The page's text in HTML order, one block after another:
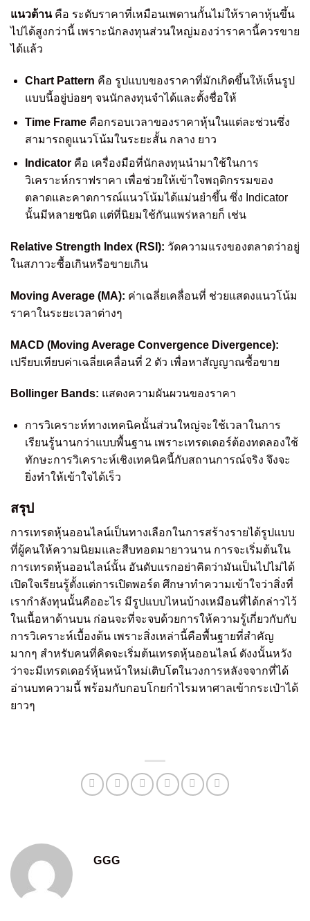
แนวต้านคือ ระดับราคาที่เหมือนเพดานกั้นไม่ให้ราคาหุ้นขึ้น
ไปได้สูงกว่านี้ เพราะนักลงทุนส่วนใหญ่มองว่าราคานี้ควรขาย
ได้แล้ว
Chart Pattern คือ รูปแบบของราคาที่มักเกิดขึ้นให้เห็นรูป
แบบนี้อยู่บ่อยๆ จนนักลงทุนจำได้และตั้งชื่อให้
Time Frameคือกรอบเวลาของราคาหุ้นในแต่ละช่วนซึ่ง
สามารถดูแนวโน้มในระยะสั้น กลาง ยาว
Indicator คือ เครื่องมือที่นักลงทุนนำมาใช้ในการ
วิเคราะห์กราฟราคา เพื่อช่วยให้เข้าใจพฤติกรรมของ
ตลาดและคาดการณ์แนวโน้มได้แม่นยำขึ้น ซึ่ง Indicator
นั้นมีหลายชนิด แต่ที่นิยมใช้กันแพร่หลายก็ เช่น
Relative Strength Index (RSI): วัดความแรงของตลาดว่าอยู่
ในสภาวะซื้อเกินหรือขายเกิน
Moving Average (MA): ค่าเฉลี่ยเคลื่อนที่ ช่วยแสดงแนวโน้ม
ราคาในระยะเวลาต่างๆ
MACD (Moving Average Convergence Divergence):
เปรียบเทียบค่าเฉลี่ยเคลื่อนที่ 2 ตัว เพื่อหาสัญญาณซื้อขาย
Bollinger Bands: แสดงความผันผวนของราคา
การวิเคราะห์ทางเทคนิคนั้นส่วนใหญ่จะใช้เวลาในการ
เรียนรู้นานกว่าแบบพื้นฐาน เพราะเทรดเดอร์ต้องทดลองใช้
ทักษะการวิเคราะห์เชิงเทคนิคนี้กับสถานการณ์จริง จึงจะ
ยิ่งทำให้เข้าใจได้เร็ว
สรุป
การเทรดหุ้นออนไลน์เป็นทางเลือกในการสร้างรายได้รูปแบบ
ที่ผู้คนให้ความนิยมและสืบทอดมายาวนาน การจะเริ่มต้นใน
การเทรดหุ้นออนไลน์นั้น อันดับแรกอย่าคิดว่ามันเป็นไปไม่ได้
เปิดใจเรียนรู้ตั้งแต่การเปิดพอร์ต ศึกษาทำความเข้าใจว่าสิ่งที่
เรากำลังทุนนั้นคืออะไร มีรูปแบบไหนบ้างเหมือนที่ได้กล่าวไว้
ในเนื้อหาด้านบน ก่อนจะที่จะจบด้วยการให้ความรู้เกี่ยวกับกับ
การวิเคราะห์เบื้องต้น เพราะสิ่งเหล่านี้คือพื้นฐายที่สำคัญ
มากๆ สำหรับคนที่คิดจะเริ่มต้นเทรดหุ้นออนไลน์ ดังงนั้นหวัง
ว่าจะมีเทรดเดอร์หุ้นหน้าใหม่เติบโตในวงการหลังจจากที่ได้
อ่านบทความนี้ พร้อมกับกอบโกยกำไรมหาศาลเข้ากระเป๋าได้
ยาวๆ
GGG